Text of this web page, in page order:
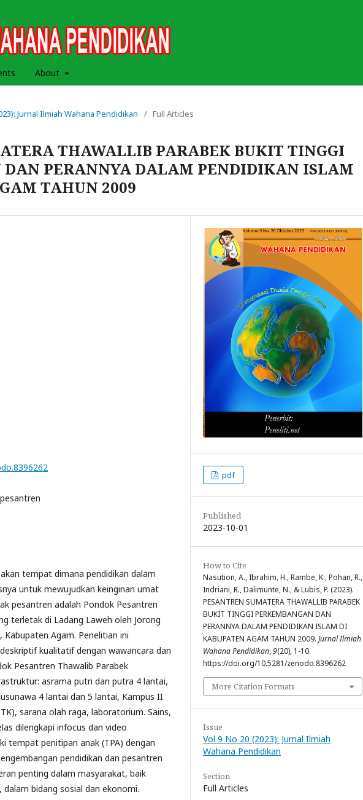
About
Jurnal Ilmiah Wahana Pendidikan / Full Articles
THAWALLIB PARABEK BUKIT TINGGI
DAN PERANNYA DALAM PENDIDIKAN ISLAM
TAHUN 2009
tempat dimana pendidikan dalam
untuk mewujudkan keinginan umat
pesantren adalah Pondok Pesantren
terletak di Ladang Laweh oleh Jorong
Agam. Penelitian ini
kualitatif dengan wawancara dan
Pesantren Thawalib Parabek
asrama putri dan putra 4 lantai,
4 lantai dan 5 lantai, Kampus II
sarana olah raga, laboratorium. Sains,
dilengkapi infocus dan video
tempat penitipan anak (TPA) dengan
pendidikan dan pesantren
penting dalam masyarakat, baik
bidang sosial dan ekonomi.
pdf
Published
2023-10-01
How to Cite
Nasution, A., Ibrahim, H., Rambe, K., Pohan, R.,
Indriani, R., Dalimunte, N., & Lubis, P. (2023).
PESANTREN SUMATERA THAWALLIB PARABEK
BUKIT TINGGI PERKEMBANGAN DAN
PERANNYA DALAM PENDIDIKAN ISLAM DI
KABUPATEN AGAM TAHUN 2009. Jurnal Ilmiah
Wahana Pendidikan,9(20), 1-10.
https://doi.org/10.5281/zenodo.8396262
More Citation Formats
Issue
Vol 9 No 20 (2023): Jurnal Ilmiah
Wahana Pendidikan
Section
Full Articles